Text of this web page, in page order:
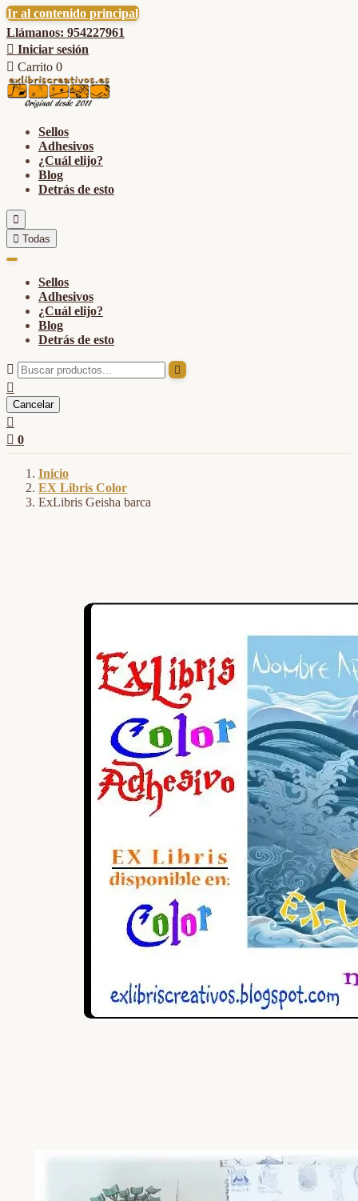
Ir al contenido principal
Llámanos: 954227961
 Iniciar sesión
 Carrito 0
Sellos
Adhesivos
¿Cuál elijo?
Blog
Detrás de esto

 Todas
Sellos
Adhesivos
¿Cuál elijo?
Blog
Detrás de esto
 

Cancelar

 0
Inicio
EX Libris Color
ExLibris Geisha barca